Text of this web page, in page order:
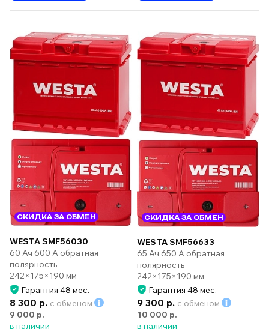
СКИДКА ЗА ОБМЕН
WESTA SMF56030
60 Ач 600 А обратная
полярность
242×175×190 мм
Гарантия 48 мес.
8 300 р. с обменом
9 000 р.
в наличии
СКИДКА ЗА ОБМЕН
WESTA SMF56633
65 Ач 650 А обратная
полярность
242×175×190 мм
Гарантия 48 мес.
9 300 р. с обменом
10 000 р.
в наличии